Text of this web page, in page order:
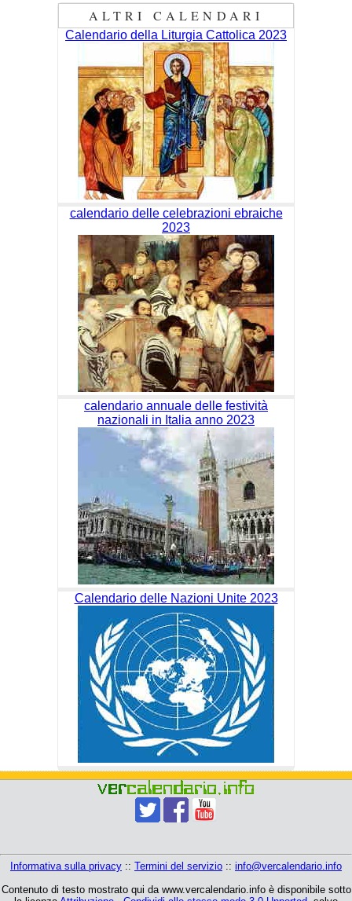
ALTRI CALENDARI
Calendario della Liturgia Cattolica 2023
calendario delle celebrazioni ebraiche
2023
calendario annuale delle festività
nazionali in Italia anno 2023
Calendario delle Nazioni Unite 2023
Informativa sulla privacy :: Termini del servizio :: info@vercalendario.info
Contenuto di testo mostrato qui da www.vercalendario.info è disponibile sotto